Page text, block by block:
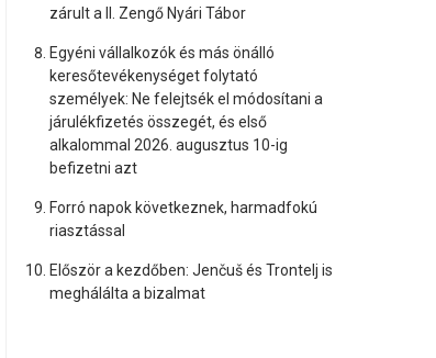
zárult a II. Zengő Nyári Tábor
Egyéni vállalkozók és más önálló
keresőtevékenységet folytató
személyek: Ne felejtsék el módosítani a
járulékfizetés összegét, és első
alkalommal 2026. augusztus 10-ig
befizetni azt
Forró napok következnek, harmadfokú
riasztással
Először a kezdőben: Jenčuš és Trontelj is
meghálálta a bizalmat